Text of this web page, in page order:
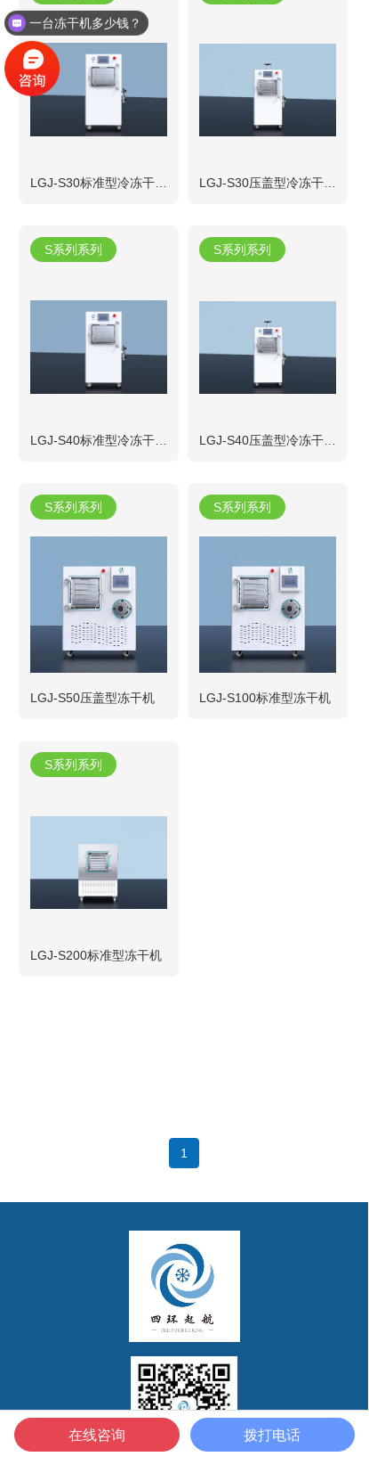
LGJ-S30标准型冷冻干燥机 LGJ-S30压盖型冷冻干燥机
S系列系列
LGJ-S40标准型冷冻干燥机
S系列系列
LGJ-S40压盖型冷冻干燥机
S系列系列
LGJ-S50压盖型冻干机
S系列系列
LGJ-S100标准型冻干机
S系列系列
LGJ-S200标准型冻干机
1
一台冻干机多少钱？
在线咨询 拨打电话